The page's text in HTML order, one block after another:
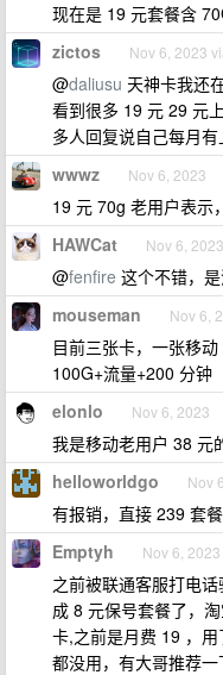
现在是 19 元套餐含
zictos Nov 6, 2023
@daliusu 天神卡我还
看到很多 19 元 29 元
多人回复说自己每月
wwwz Nov 6, 2023
19 元 70g 老用户表示
HAWCat Nov 6, 2023
@fenfire 这个不错，是
mouseman Nov 6,
目前三张卡，一张移
100G+流量+200 分钟
elonlo Nov 6, 2023
我是移动老用户 38 元
helloworldgo Nov
有报销，直接 239 套
Emptyh Nov 6, 2023
之前被联通客服打电
成 8 元保号套餐了，
卡,之前是月费 19 ，
都没用，有大哥推荐